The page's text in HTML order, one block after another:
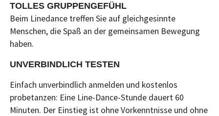
TOLLES GRUPPENGEFÜHL
Beim Linedance treffen Sie auf gleichgesinnte
Menschen, die Spaß an der gemeinsamen Bewegung
haben.
UNVERBINDLICH TESTEN
Einfach unverbindlich anmelden und kostenlos
probetanzen: Eine Line-Dance-Stunde dauert 60
Minuten. Der Einstieg ist ohne Vorkenntnisse und ohne